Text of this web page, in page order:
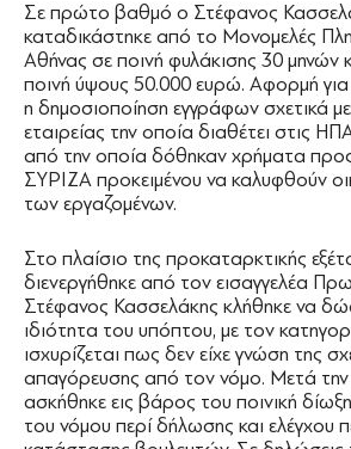
Σε πρώτο βαθμό ο Στέφανος
καταδικάστηκε από το Μονομελές
Αθήνας σε ποινή φυλάκισης 30 μηνών
ποινή ύψους 50.000 ευρώ. Αφορμή για
η δημοσιοποίηση εγγράφων σχετικά
εταιρείας την οποία διαθέτει στις
από την οποία δόθηκαν χρήματα
ΣΥΡΙΖΑ προκειμένου να καλυφθούν
των εργαζομένων.
Στο πλαίσιο της προκαταρκτικής
διενεργήθηκε από τον εισαγγελέα
Στέφανος Κασσελάκης κλήθηκε να
ιδιότητα του υπόπτου, με τον
ισχυρίζεται πως δεν είχε γνώση της
απαγόρευσης από τον νόμο. Μετά
ασκήθηκε εις βάρος του ποινική
του νόμου περί δήλωσης και ελέγχου